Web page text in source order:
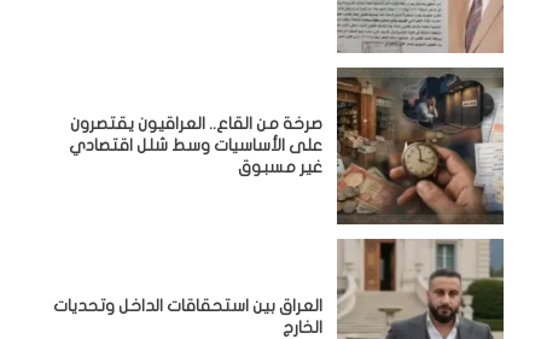
صرخة من القاع.. العراقيون يقتصرون
على الأساسيات وسط شلل اقتصادي
غير مسبوق
‏العراق بين استحقاقات الداخل وتحديات
الخارج